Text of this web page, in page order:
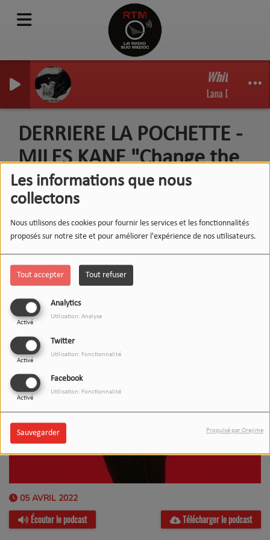
Les informations que nous
collectons
Nous utilisons des cookies pour fournir les services et les fonctionnalités
proposés sur notre site et pour améliorer l'expérience de nos utilisateurs.
Tout accepter Tout refuser
Analytics
Activé
Utilisation: Analyse
Twitter
Activé
Utilisation: Fonctionnalité
Facebook
Activé
Utilisation: Fonctionnalité
Sauvegarder Propulsé par Orejime
White
Lana Del Rey
DERRIERE LA POCHETTE -
MILES KANE "Change the
show"
05 AVRIL 2022
Écouter le podcast Télécharger le podcast